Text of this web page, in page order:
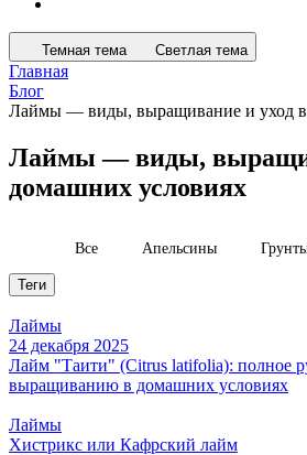
Темная тема Светлая тема
Главная
Блог
Лаймы — виды, выращивание и уход
Лаймы — виды,
домашних условиях
Все Апельсины
Теги
Лаймы
24 декабря 2025
Лайм "Таити" (Citrus latifolia): полное
выращиванию в домашних условиях
Лаймы
Хистрикс или Кафрский лайм